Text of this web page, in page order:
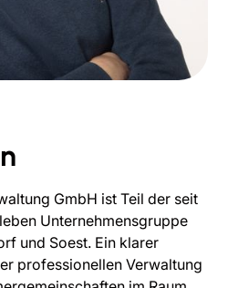
GmbH ist Teil der seit
Unternehmensgruppe
und Soest. Ein klarer
professionellen Verwaltung